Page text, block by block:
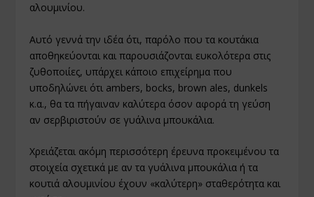
αλουμινίου.
Αυτό γεννά την ιδέα ότι, παρόλο που τα κουτάκια
αποθηκεύονται και παρουσιάζονται ευκολότερα στις
ζυθοποιίες, υπάρχει κάποιο επιχείρημα που
υποδηλώνει ότι ambers, bocks, brown ales, dunkels
κ.α., θα τα πήγαιναν καλύτερα όσον αφορά τη γεύση
αν σερβιριστούν σε γυάλινα μπουκάλια.
Χρειάζεται ακόμη περισσότερη έρευνα προκειμένου τα
στοιχεία σχετικά με αν τα γυάλινα μπουκάλια ή τα
κουτιά αλουμινίου έχουν «καλύτερη» σταθερότητα και